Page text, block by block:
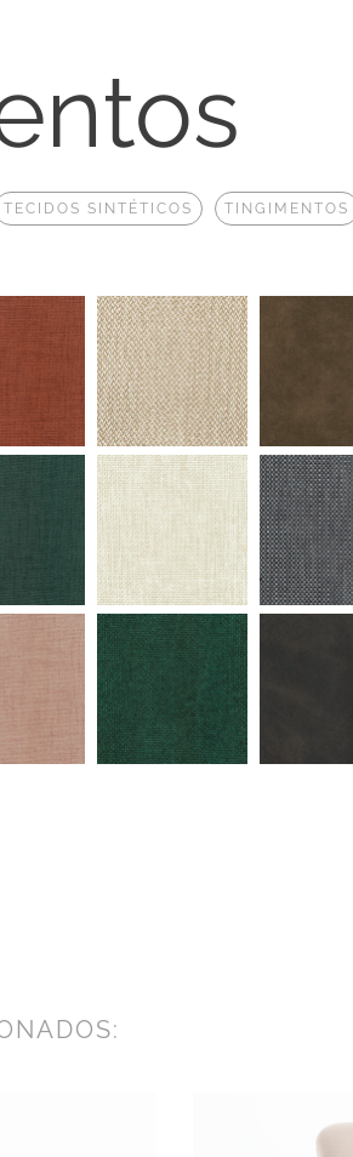
TECIDOS SINTÉTICOS TINGIMENTOS